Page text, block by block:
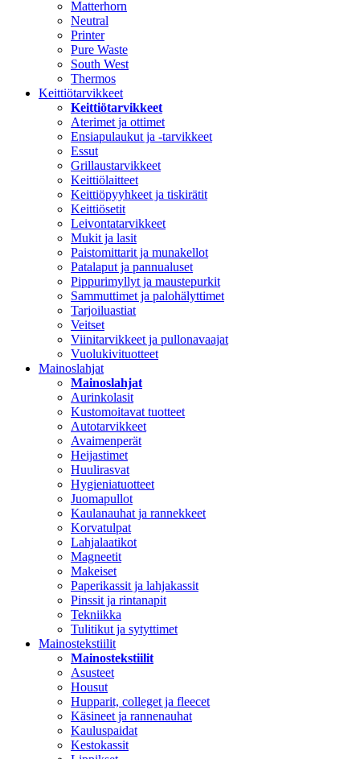
Matterhorn
Neutral
Printer
Pure Waste
South West
Thermos
Keittiötarvikkeet
Keittiötarvikkeet
Aterimet ja ottimet
Ensiapulaukut ja -tarvikkeet
Essut
Grillaustarvikkeet
Keittiölaitteet
Keittiöpyyhkeet ja tiskirätit
Keittiösetit
Leivontatarvikkeet
Mukit ja lasit
Paistomittarit ja munakellot
Patalaput ja pannualuset
Pippurimyllyt ja maustepurkit
Sammuttimet ja palohälyttimet
Tarjoiluastiat
Veitset
Viinitarvikkeet ja pullonavaajat
Vuolukivituotteet
Mainoslahjat
Mainoslahjat
Aurinkolasit
Kustomoitavat tuotteet
Autotarvikkeet
Avaimenperät
Heijastimet
Huulirasvat
Hygieniatuotteet
Juomapullot
Kaulanauhat ja rannekkeet
Korvatulpat
Lahjalaatikot
Magneetit
Makeiset
Paperikassit ja lahjakassit
Pinssit ja rintanapit
Tekniikka
Tulitikut ja sytyttimet
Mainostekstiilit
Mainostekstiilit
Asusteet
Housut
Hupparit, colleget ja fleecet
Käsineet ja rannenauhat
Kauluspaidat
Kestokassit